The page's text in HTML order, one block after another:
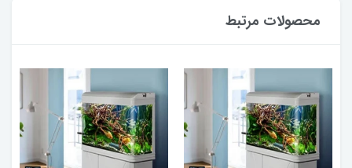
محصولات مرتبط